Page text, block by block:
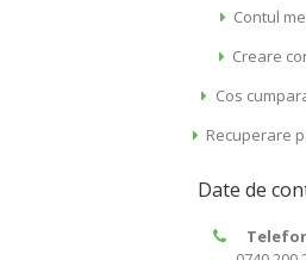
Contul
Creare
Cos
Recuperare
Date de